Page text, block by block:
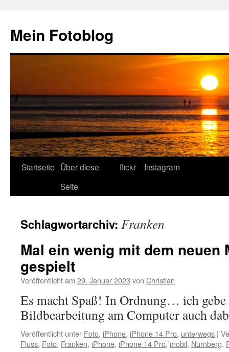
springen
Mein Fotoblog
Startseite Über diese
Seite
flickr Instagram
Schlagwortarchiv: Franken
Mal ein wenig mit dem neuen
gespielt
Veröffentlicht am 29. Januar 2023 von Christian
Es macht Spaß! In Ordnung… ich gebe
Bildbearbeitung am Computer auch
Veröffentlicht unter Foto, iPhone, iPhone 14 Pro, unterwegs |
Fluss, Foto, Franken, iPhone, iPhone 14 Pro, mobil, Nürnberg,